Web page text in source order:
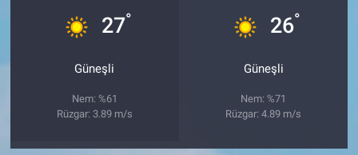
27°
Güneşli
Nem: %61
Rüzgar: 3.89 m/s
26°
Güneşli
Nem: %71
Rüzgar: 4.89 m/s